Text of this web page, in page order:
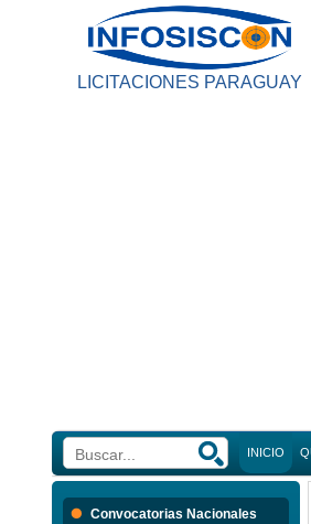
LICITACIONES PARAGUAY
INICIO
Convocatorias Nacionales